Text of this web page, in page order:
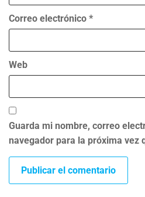
Correo electrónico *
Web
Guarda mi nombre, correo
navegador para la próxima vez